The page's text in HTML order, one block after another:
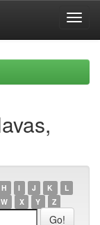
H I J K
L
W X Y Z